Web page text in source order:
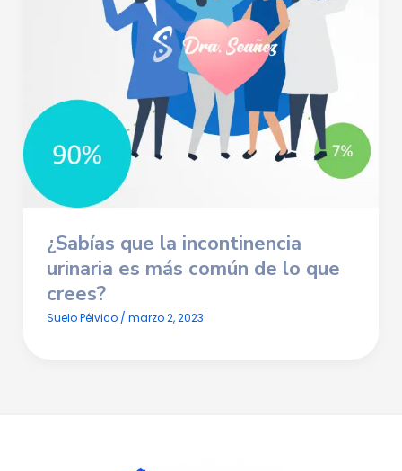
¿Sabías que la incontinencia
urinaria es más común de lo que
crees?
Suelo Pélvico/ marzo 2, 2023